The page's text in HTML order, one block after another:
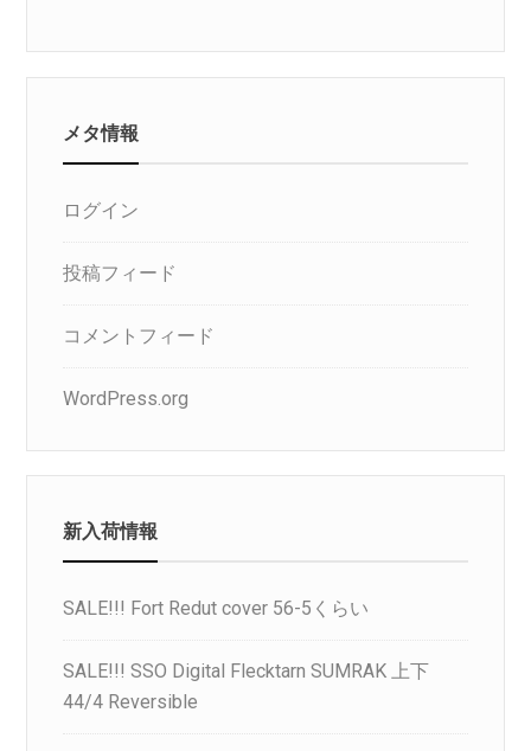
メタ情報
ログイン
投稿フィード
コメントフィード
WordPress.org
新入荷情報
SALE!!! Fort Redut cover 56-5くらい
SALE!!! SSO Digital Flecktarn SUMRAK 上下
44/4 Reversible